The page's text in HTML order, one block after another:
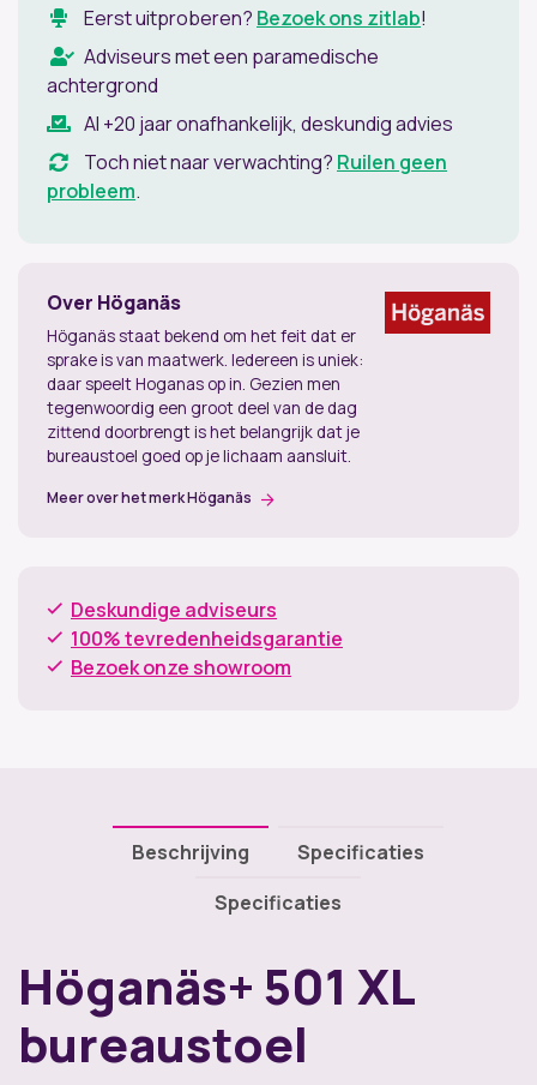
Eerst uitproberen? Bezoek ons zitlab!
Adviseurs met een paramedische
achtergrond
Al +20 jaar onafhankelijk, deskundig advies
Toch niet naar verwachting? Ruilen geen
probleem.
Over Höganäs
Höganäs staat bekend om het feit dat er
sprake is van maatwerk. Iedereen is uniek:
daar speelt Hoganas op in. Gezien men
tegenwoordig een groot deel van de dag
zittend doorbrengt is het belangrijk dat je
bureaustoel goed op je lichaam aansluit.
Meer over het merk Höganäs
Deskundige adviseurs
100% tevredenheidsgarantie
Bezoek onze showroom
Beschrijving
Specificaties
Specificaties
Höganäs+ 501 XL
bureaustoel